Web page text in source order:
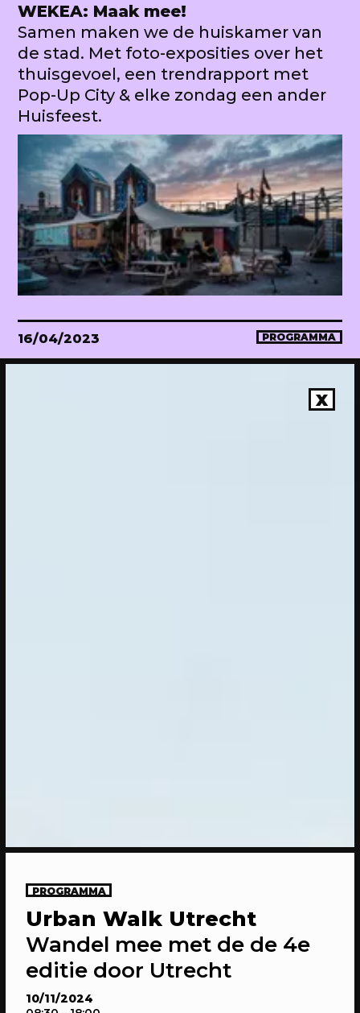
WEKEA: Maak mee!
Samen maken we de huiskamer van
de stad. Met foto-exposities over het
thuisgevoel, een trendrapport met
Pop-Up City & elke zondag een ander
Huisfeest.
16/04/2023 PROGRAMMA
WEKEA Opening: Maak mee!
Onthulling van de megahuiskamer
20/04/2023
Sprekers: Onze stad, ons canvas
Over de sprekers van Onze stad, ons
canvas
X
PROGRAMMA
10/11/2024
Urban Walk Utrecht
Wandel mee met de de 4e
editie door Utrecht